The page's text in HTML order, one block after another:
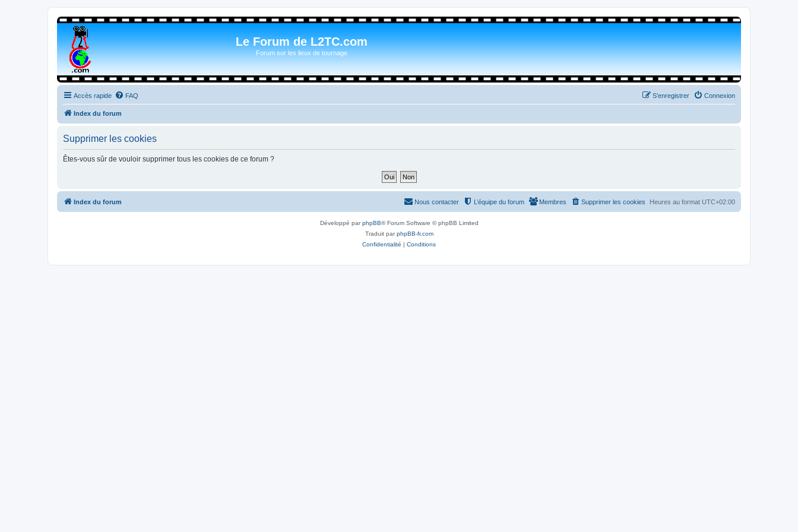
Le Forum de L2TC.com
Forum sur les lieux de tournage
Accès rapide FAQ Connexion
S’enregistrer
Index du forum
Supprimer les cookies
Êtes-vous sûr de vouloir supprimer tous les cookies de ce forum ?
Index du forum Heures au format UTC+02:00
Supprimer les cookies
Membres
L’équipe du forum
Nous contacter
Développé parphpBB® Forum Software © phpBB Limited
Traduit parphpBB-fr.com
Confidentialité | Conditions